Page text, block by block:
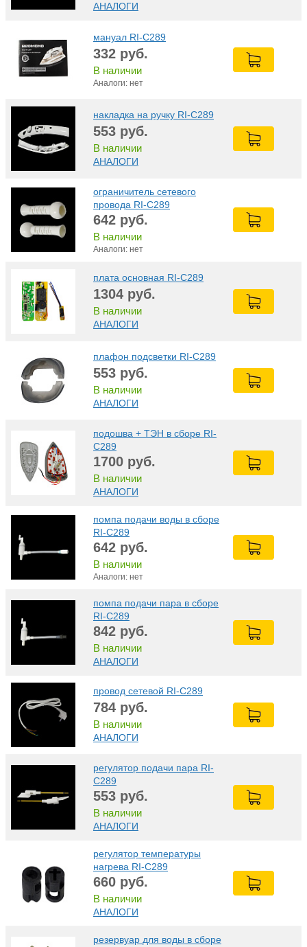
АНАЛОГИ
мануал RI-C289
332 руб.
В наличии
Аналоги: нет
накладка на ручку RI-C289
553 руб.
В наличии
АНАЛОГИ
ограничитель сетевого
провода RI-C289
642 руб.
В наличии
Аналоги: нет
плата основная RI-C289
1304 руб.
В наличии
АНАЛОГИ
плафон подсветки RI-C289
553 руб.
В наличии
АНАЛОГИ
подошва + ТЭН в сборе RI-
C289
1700 руб.
В наличии
АНАЛОГИ
помпа подачи воды в сборе
RI-C289
642 руб.
В наличии
Аналоги: нет
помпа подачи пара в сборе
RI-C289
842 руб.
В наличии
АНАЛОГИ
провод сетевой RI-C289
784 руб.
В наличии
АНАЛОГИ
регулятор подачи пара RI-
C289
553 руб.
В наличии
АНАЛОГИ
регулятор температуры
нагрева RI-C289
660 руб.
В наличии
АНАЛОГИ
резервуар для воды в сборе